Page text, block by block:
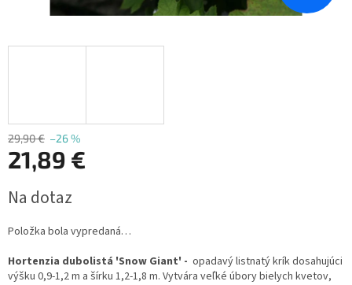
29,90 € –26 %
21,89 €
cena:
Na dotaz
Položka bola vypredaná…
Hortenzia dubolistá 'Snow Giant' - opadavý listnatý krík dosahujúci
výšku 0,9-1,2 m a šírku 1,2-1,8 m. Vytvára veľké úbory bielych kvetov,